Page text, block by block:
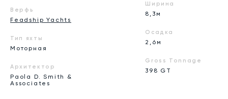
Верфь
Feadship Yachts
Тип яхты
Моторная
Архитектор
Paola D. Smith &
Associates
Ширина
8,3м
Осадка
2,6м
Gross Tonnage
398 GT